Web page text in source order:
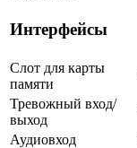
Интерфейсы
Слот для карты
памяти
Тревожный вход/
выход
Аудиовход